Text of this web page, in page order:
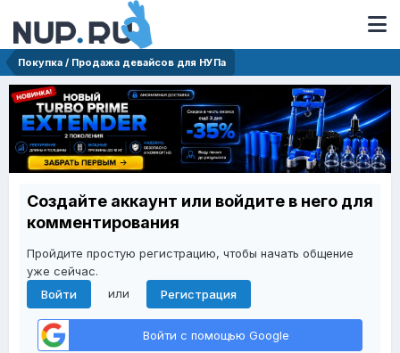
Покупка / Продажа девайсов для НУПа
Создайте аккаунт или войдите в него для
комментирования
Пройдите простую регистрацию, чтобы начать общение
уже сейчас.
Войти
или Регистрация
Войти с помощью Google